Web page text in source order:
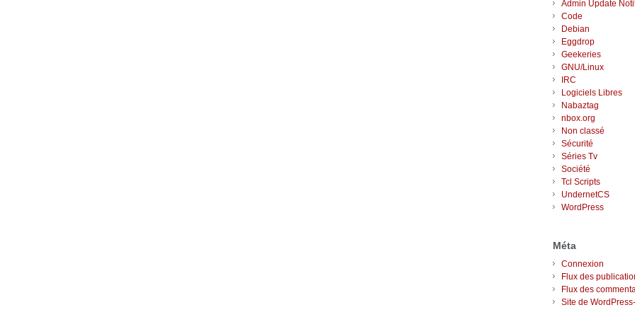
Admin Update
Code
Debian
Eggdrop
Geekeries
GNU/Linux
IRC
Logiciels Libres
Nabaztag
nbox.org
Non classé
Sécurité
Séries Tv
Société
Tcl Scripts
UndernetCS
WordPress
Méta
Connexion
Flux des
Flux des
Site de